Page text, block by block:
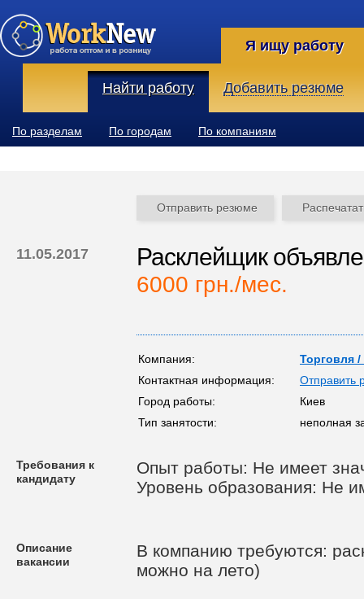
Я ищу работу
Найти работу Добавить резюме
По разделам По городам По компаниям
Отправить резюме
11.05.2017 Расклейщик
6000 грн./мес.
Компания:
Торговля
Контактная информация:
Отправить
Город работы:
Киев
Тип занятости:
неполная
Требования к
кандидату
Опыт работы: Не имеет
Уровень образования: Не
Описание
вакансии
В компанию требуются:
можно на лето)